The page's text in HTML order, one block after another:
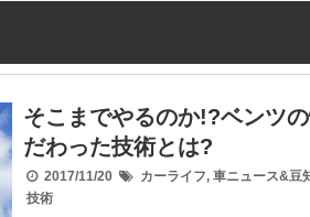
そこまでやるのか!?ベンツ
だわった技術とは?
2017/11/20 カーライフ, 車ニュース&豆
技術